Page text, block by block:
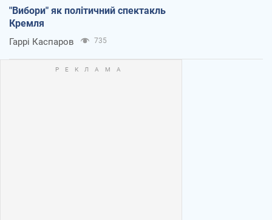
"Вибори" як політичний спектакль
Кремля
Гаррі Каспаров 735